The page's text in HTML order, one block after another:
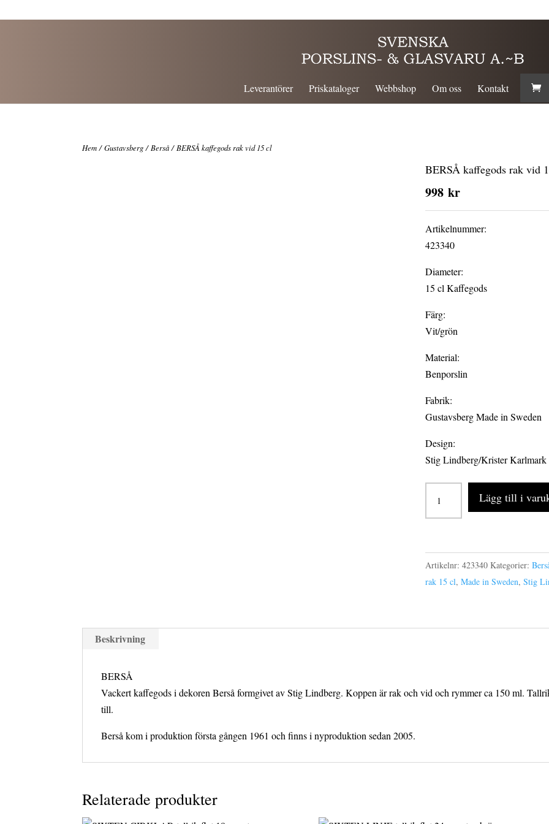
Leverantörer Priskataloger Webbshop Om oss Kontakt
Hem /Gustavsberg / Berså / BERSÅ kaffegods rak vid 15 cl
BERSÅ kaffegods rak vid
998 kr
Artikelnummer:
423340
Diameter:
15 cl Kaffegods
Färg:
Vit/grön
Material:
Benporslin
Fabrik:
Gustavsberg Made in Sweden
Design:
Stig Lindberg/Krister Karlmark
kaffegods
rak
15
cl
mängd
Lägg till i
Artikelnr: 423340 Kategorier:
rak 15 cl, Made in Sweden, Stig
Beskrivning
BERSÅ
Vackert kaffegods i dekoren Berså formgivet av Stig Lindberg. Koppen är rak och vid och rymmer ca 150 ml.
till.
Berså kom i produktion första gången 1961 och finns i nyproduktion sedan 2005.
Relaterade produkter